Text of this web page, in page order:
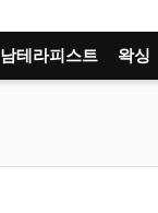
남테라피스트 왁싱